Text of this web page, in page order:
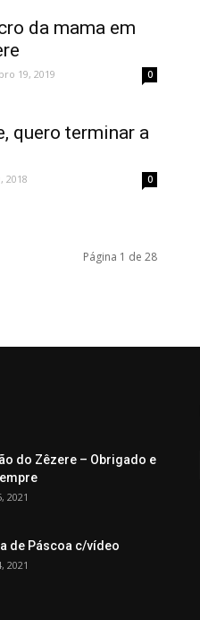
da mama em
19, 2019 0
quero terminar a
2018 0
Página 1 de 28
do Zêzere – Obrigado e
2021
de Páscoa c/vídeo
2021